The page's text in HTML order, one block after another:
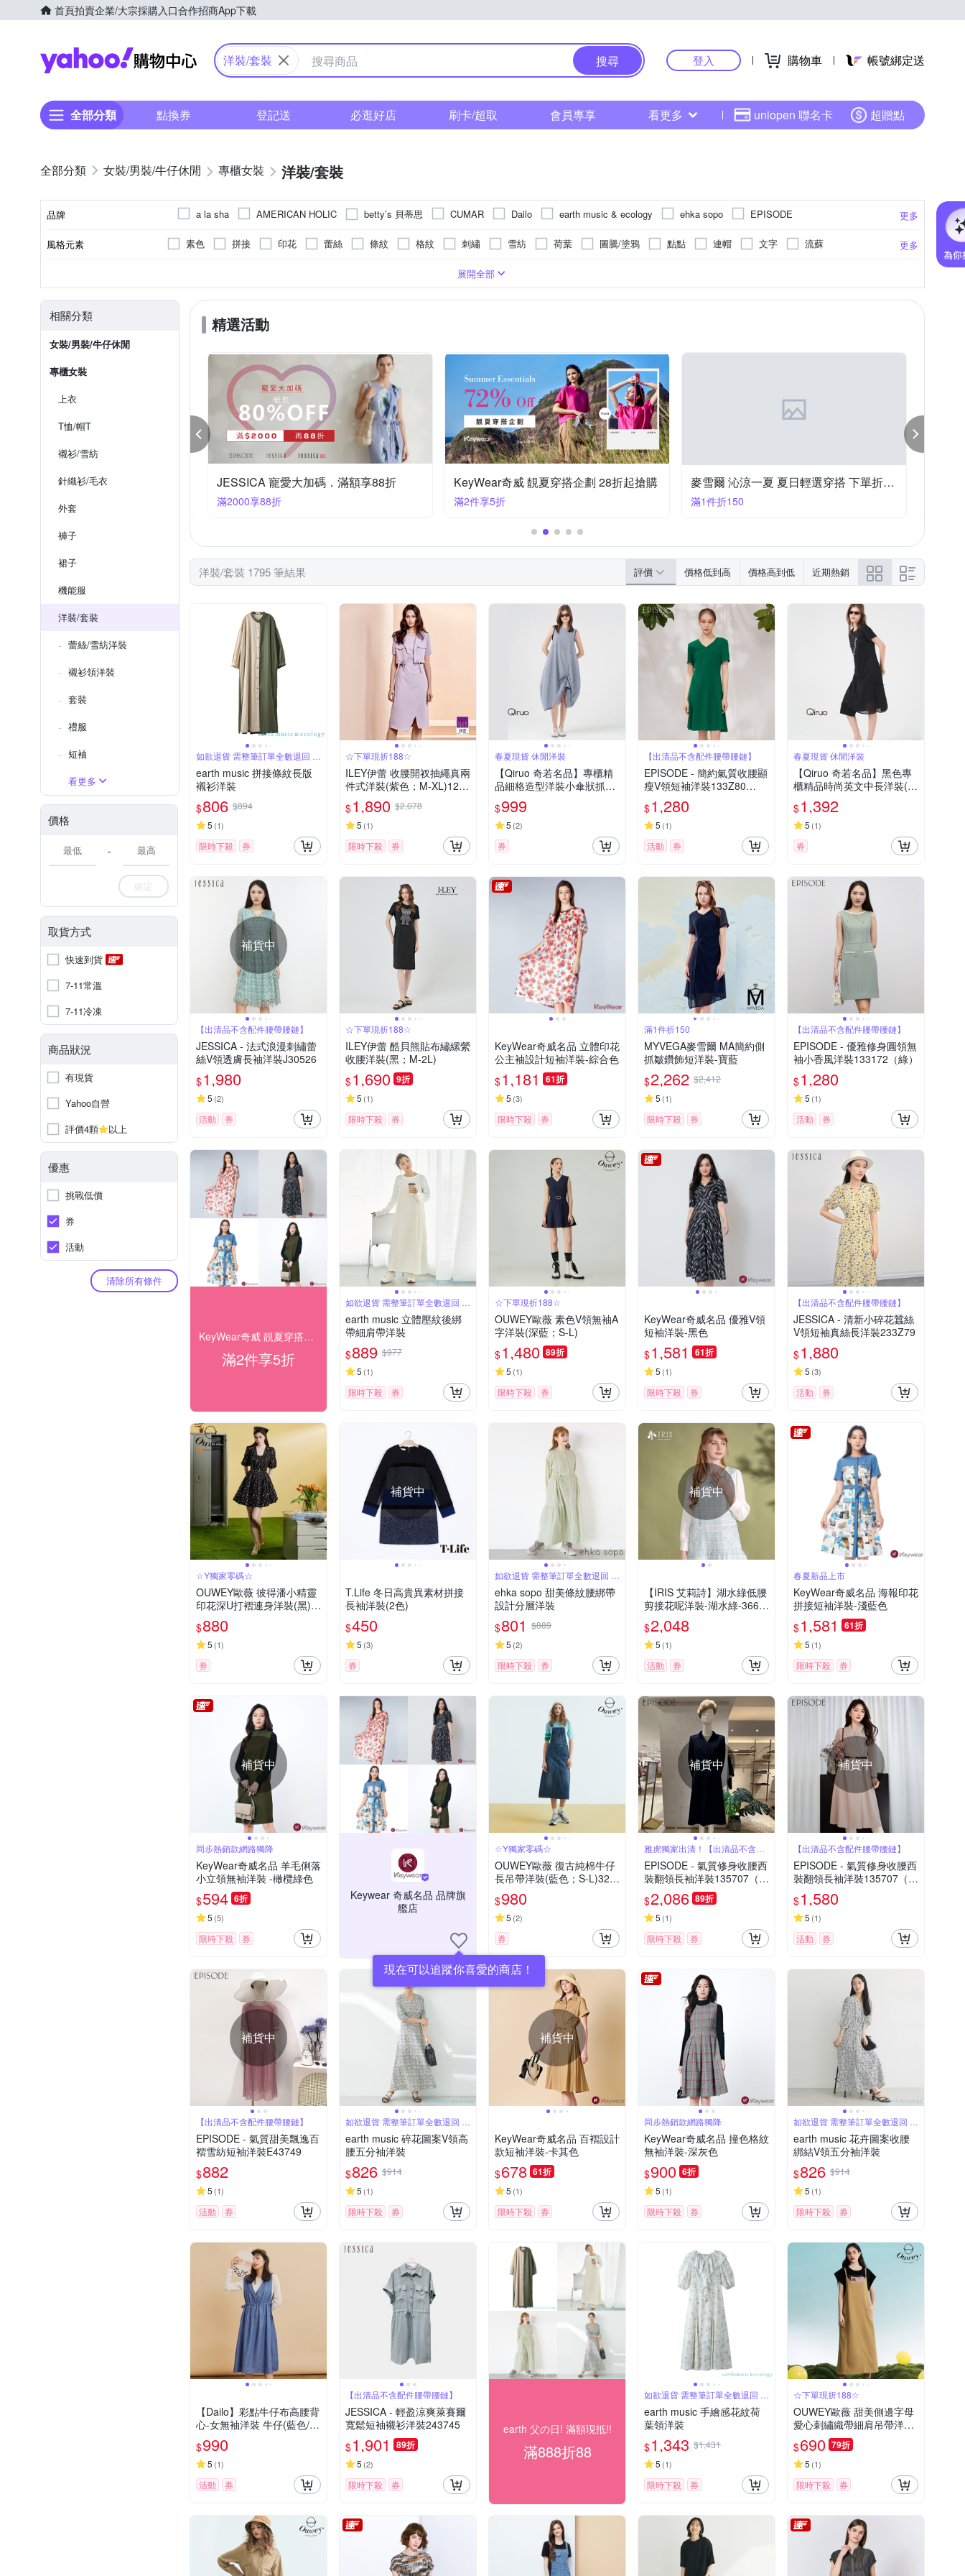
首頁拍賣企業/大宗採購入口合作招商App下載
Yahoo購物中心
洋裝/套裝 搜尋 登入 購物車 帳號綁定送
全部分類 點換券 登記送 必逛好店 刷卡/超取 會員專享 看更多 uniopen 聯名卡 超贈點
女裝/男裝/牛仔休閒 專櫃女裝 洋裝/套裝
品牌 更多
a la sha AMERICAN HOLIC betty’s 貝蒂思 CUMAR Dailo earth music & ecology ehka sopo
EPISODE
en-suey 銀穗
GLORY21 Green Parks ILEY 伊蕾 Iris Girls 艾莉詩 JESSICA Jessica Red
Just J’S Miss
OUWEY 歐薇
Qiruo 奇若名品 Samansa Mos2 SingleNoble 獨身貴族 T.Life YUAN DONGLI 元動力 其他品牌
風格元素 更多
素色 拼接 印花 蕾絲 條紋 格紋 刺繡 雪紡 荷葉 圖騰/塗鴉 點點 連帽 文字
流蘇
5XL Free
一般版型
展開全部
相關分類
女裝/男裝/牛仔休閒
專櫃女裝
上衣
T恤/帽T
襯衫/雪紡
針織衫/毛衣
外套
褲子
裙子
機能服
洋裝/套裝
蕾絲/雪紡洋裝
襯衫領洋裝
套裝
禮服
短袖
看更多
價格
-
確定
取貨方式
快速到貨
7-11常溫
7-11冷凍
商品狀況
有現貨
Yahoo自營
評價4顆
以上
優惠
挑戰低價
券
活動
清除所有條件
精選活動
專櫃精品女裝出清1折起 JESSICA 寵愛大加碼．滿額享88折
滿2000享88折
KeyWear奇威 靚夏穿搭企劃 28折起搶購
滿2件享5折
麥雪爾 沁涼一夏 夏日輕選穿搭 下單折150
滿1件折150
洋裝/套裝 1795 筆結果 評價 價格低到高 價格高到低 近期熱銷
如欲退貨 需整筆訂單全數退回 不
能單退
earth music 拼接條紋長版
襯衫洋裝
$806 $894
5 (1)
限時下殺 券
☆下單現折188☆
ILEY伊蕾 收腰開衩抽繩真兩
件式洋裝(紫色；M-XL)1241
607611
$1,890 $2,078
5 (1)
限時下殺 券
春夏現貨 休閒洋裝
【Qiruo 奇若名品】專櫃精
品細格造型洋裝小傘狀抓皺
設計(圓領中長造型洋裝 下
擺抓皺設計8256F)
$999
5 (2)
券
【出清品不含配件腰帶腰鏈】
EPISODE - 簡約氣質收腰顯
瘦V領短袖洋裝133Z80
（綠）
$1,280
5 (1)
活動 券
春夏現貨 休閒洋裝
【Qiruo 奇若名品】黑色專
櫃精品時尚英文中長洋裝(胸
前造型英文圖案休閒旅遊款
8231F)
$1,392
5 (1)
券
補貨中
【出清品不含配件腰帶腰鏈】
JESSICA - 法式浪漫刺繡蕾
絲V領透膚長袖洋裝J30526
$1,980
5 (2)
活動 券
☆下單現折188☆
ILEY伊蕾 酷貝熊貼布繡縲縈
收腰洋裝(黑；M-2L)
$1,690 9折
5 (1)
限時下殺 券
KeyWear奇威名品 立體印花
公主袖設計短袖洋裝-綜合色
$1,181 61折
5 (3)
限時下殺 券
滿1件折150
MYVEGA麥雪爾 MA簡約側
抓皺鑽飾短洋裝-寶藍
$2,262 $2,412
5 (1)
限時下殺 券
【出清品不含配件腰帶腰鏈】
EPISODE - 優雅修身圓領無
袖小香風洋裝133172（綠）
$1,280
5 (1)
活動 券
KeyWear奇威 靚夏穿搭企劃 28折起搶購
滿2件享5折
如欲退貨 需整筆訂單全數退回 不
能單退
earth music 立體壓紋後綁
帶細肩帶洋裝
$889 $977
5 (1)
限時下殺 券
☆下單現折188☆
OUWEY歐薇 素色V領無袖A
字洋裝(深藍；S-L)
$1,480 89折
5 (1)
限時下殺 券
KeyWear奇威名品 優雅V領
短袖洋裝-黑色
$1,581 61折
5 (1)
限時下殺 券
【出清品不含配件腰帶腰鏈】
JESSICA - 清新小碎花蠶絲
V領短袖真絲長洋裝233Z79
$1,880
5 (3)
活動 券
☆Y獨家零碼☆
OUWEY歐薇 彼得潘小精靈
印花深U打褶連身洋裝(黑)3
222137406
$880
5 (1)
券
補貨中
T.Life 冬日高貴異素材拼接
長袖洋裝(2色)
$450
5 (3)
券
如欲退貨 需整筆訂單全數退回 不
能單退
ehka sopo 甜美條紋腰綁帶
設計分層洋裝
$801 $889
5 (2)
限時下殺 券
補貨中
【IRIS 艾莉詩】湖水綠低腰
剪接花呢洋裝-湖水綠-3662
$2,048
5 (1)
活動 券
春夏新品上市
KeyWear奇威名品 海報印花
拼接短袖洋裝-淺藍色
$1,581 61折
5 (1)
限時下殺 券
補貨中
同步熱銷款網路獨降
KeyWear奇威名品 羊毛俐落
小立領無袖洋裝 -橄欖綠色
$594 6折
5 (5)
限時下殺 券
Keywear 奇威名品 品牌旗
艦店
現在可以追蹤你喜愛的商店！
☆Y獨家零碼☆
OUWEY歐薇 復古純棉牛仔
長吊帶洋裝(藍色；S-L)323
3398722
$980
5 (2)
券
補貨中
雅虎獨家出清！【出清品不含配
件腰帶腰鏈】
EPISODE - 氣質修身收腰西
裝翻領長袖洋裝135707（深
藍）
$2,086 89折
5 (1)
限時下殺 券
補貨中
【出清品不含配件腰帶腰鏈】
EPISODE - 氣質修身收腰西
裝翻領長袖洋裝135707（燕
麥色）
$1,580
5 (1)
活動 券
補貨中
【出清品不含配件腰帶腰鏈】
EPISODE - 氣質甜美飄逸百
褶雪紡短袖洋裝E43749
$882
5 (1)
活動 券
如欲退貨 需整筆訂單全數退回 不
能單退
earth music 碎花圖案V領高
腰五分袖洋裝
$826 $914
5 (1)
限時下殺 券
補貨中
KeyWear奇威名品 百褶設計
款短袖洋裝-卡其色
$678 61折
5 (1)
限時下殺 券
同步熱銷款網路獨降
KeyWear奇威名品 撞色格紋
無袖洋裝-深灰色
$900 6折
5 (1)
限時下殺 券
如欲退貨 需整筆訂單全數退回 不
能單退
earth music 花卉圖案收腰
綁結V領五分袖洋裝
$826 $914
5 (1)
限時下殺 券
【Dailo】彩點牛仔布高腰背
心-女無袖洋裝 牛仔(藍色/版
型適中)
$990
5 (1)
活動 券
【出清品不含配件腰帶腰鏈】
JESSICA - 輕盈涼爽萊賽爾
寬鬆短袖襯衫洋裝243745
$1,901 89折
5 (2)
限時下殺 券
earth 父の日! 滿額現抵!!
滿888折88
如欲退貨 需整筆訂單全數退回 不
能單退
earth music 手繪感花紋荷
葉領洋裝
$1,343 $1,431
5 (1)
限時下殺 券
☆下單現折188☆
OUWEY歐薇 甜美側邊字母
愛心刺繡織帶細肩吊帶洋裝
(卡其色；S-M)3232327010
$690 79折
5 (1)
限時下殺 券